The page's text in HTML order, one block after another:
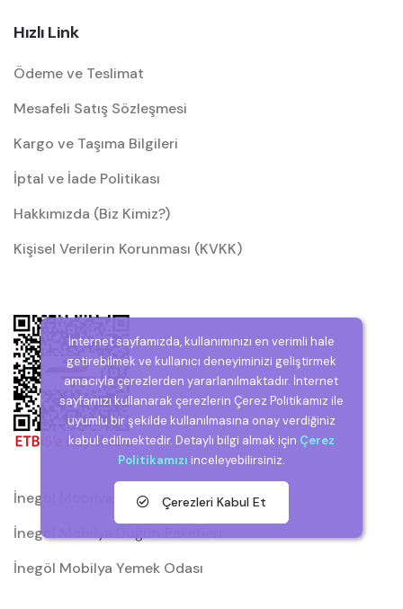
Hızlı Link
Ödeme ve Teslimat
Mesafeli Satış Sözleşmesi
Kargo ve Taşıma Bilgileri
İptal ve İade Politikası
Hakkımızda (Biz Kimiz?)
Kişisel Verilerin Korunması (KVKK)
İnegöl Mobilya
İnegöl Mobilya Düğün Paketleri
İnegöl Mobilya Yemek Odası
İnternet sayfamızda, kullanımınızı en verimli hale
getirebilmek ve kullanıcı deneyiminizi geliştirmek
amacıyla çerezlerden yararlanılmaktadır. İnternet
sayfamızı kullanarak çerezlerin Çerez Politikamız ile
uyumlu bir şekilde kullanılmasına onay verdiğiniz
kabul edilmektedir. Detaylı bilgi almak için Çerez
Politikamızı inceleyebilirsiniz.
Çerezleri Kabul Et